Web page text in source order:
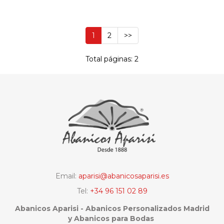
1 2 >>
Total páginas: 2
Email: aparisi@abanicosaparisi.es
Tel: +34 96 151 02 89
Abanicos Aparisi - Abanicos Personalizados Madrid
y Abanicos para Bodas